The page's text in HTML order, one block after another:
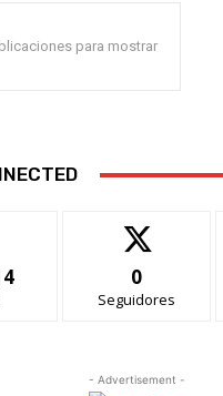
para mostrar
0
Seguidores
- Advertisement -